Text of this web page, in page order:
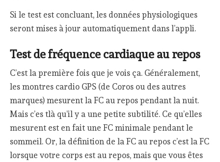
Si le test est concluant, les données physiologiques
seront mises à jour automatiquement dans l’appli.
Test de fréquence cardiaque au repos
C’est la première fois que je vois ça. Généralement,
les montres cardio GPS (de Coros ou des autres
marques) mesurent la FC au repos pendant la nuit.
Mais c’es tlà qu’il y a une petite subtilité. Ce qu’elles
mesurent est en fait une FC minimale pendant le
sommeil. Or, la définition de la FC au repos c’est la FC
lorsque votre corps est au repos, mais que vous êtes